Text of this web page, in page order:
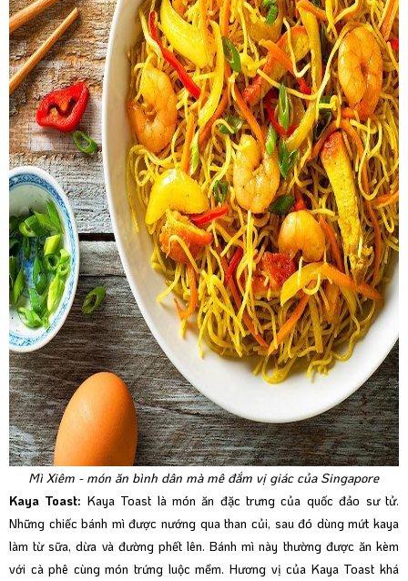
Mì Xiêm - món ăn bình dân mà mê đắm vị giác của Singapore
Kaya Toast: Kaya Toast là món ăn đặc trưng của quốc đảo sư tử.
Những chiếc bánh mì được nướng qua than củi, sau đó dùng mứt kaya
làm từ sữa, dừa và đường phết lên. Bánh mì này thường được ăn kèm
với cà phê cùng món trứng luộc mềm. Hương vị của Kaya Toast khá